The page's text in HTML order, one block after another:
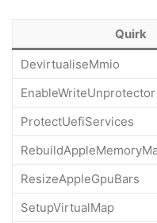
Quirk
DevirtualiseMmio
EnableWriteUnprotector
ProtectUefiServices
ResizeAppleGpuBars
SetupVirtualMap